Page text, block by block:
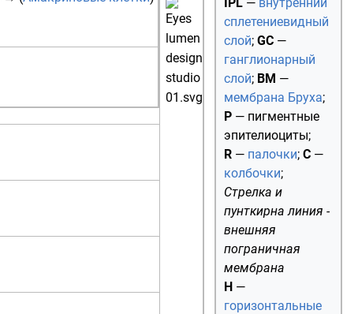
сплетениевидный
слой; GC —
ганглионарный
слой; BM —
мембрана Бруха;
P — пигментные
эпителиоциты;
R — палочки; C —
колбочки;
Стрелка и
пунткирна линия -
внешняя
пограничная
мембрана
H —
горизонтальные